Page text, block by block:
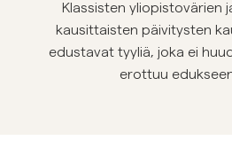
AlusvaatteetAlusvaatteet
Klassisten yliopistovärien
kausittaisten päivitysten
edustavat tyyliä, joka ei
erottuu